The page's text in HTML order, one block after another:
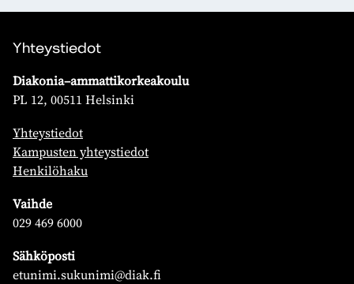
Yhteystiedot
Diakonia–ammattikorkeakoulu
PL 12, 00511 Helsinki
Yhteystiedot
Kampusten yhteystiedot
Henkilöhaku
Vaihde
029 469 6000
Sähköposti
etunimi.sukunimi@diak.fi